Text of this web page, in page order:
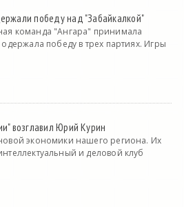
победу над "Забайкалкой"
команда "Ангара" принимала
победу в трех партиях. Игры
возглавил Юрий Курин
экономики нашего региона. Их
и деловой клуб